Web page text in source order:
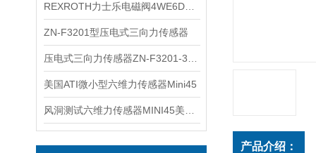
ZN-F3201型压电式三向力传感器
美国ATI微小型六维力传感器Mini45
产品介绍：